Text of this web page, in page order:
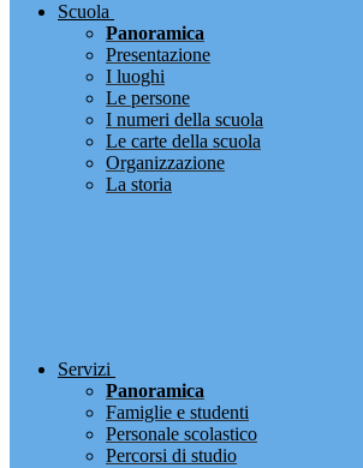
Scuola
Panoramica
Presentazione
I luoghi
Le persone
I numeri della scuola
Le carte della scuola
Organizzazione
La storia
Servizi
Panoramica
Famiglie e studenti
Personale scolastico
Percorsi di studio